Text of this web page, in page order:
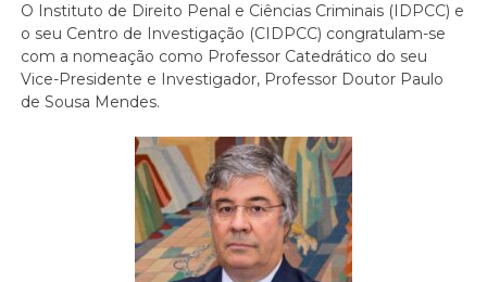
O Instituto de Direito Penal e Ciências Criminais (IDPCC) e
o seu Centro de Investigação (CIDPCC) congratulam-se
com a nomeação como Professor Catedrático do seu
Vice-Presidente e Investigador, Professor Doutor Paulo
de Sousa Mendes.